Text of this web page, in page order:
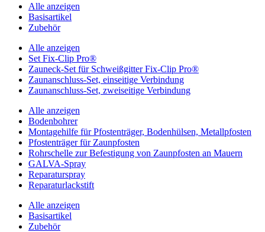
Alle anzeigen
Basisartikel
Zubehör
Alle anzeigen
Set Fix-Clip Pro®
Zauneck-Set für Schweißgitter Fix-Clip Pro®
Zaunanschluss-Set, einseitige Verbindung
Zaunanschluss-Set, zweiseitige Verbindung
Alle anzeigen
Bodenbohrer
Montagehilfe für Pfostenträger, Bodenhülsen, Metallpfosten
Pfostenträger für Zaunpfosten
Rohrschelle zur Befestigung von Zaunpfosten an Mauern
GALVA-Spray
Reparaturspray
Reparaturlackstift
Alle anzeigen
Basisartikel
Zubehör